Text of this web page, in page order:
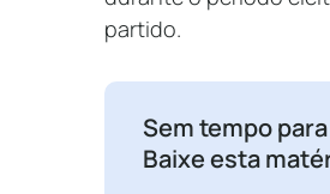
partido.
Sem tempo
Baixe esta